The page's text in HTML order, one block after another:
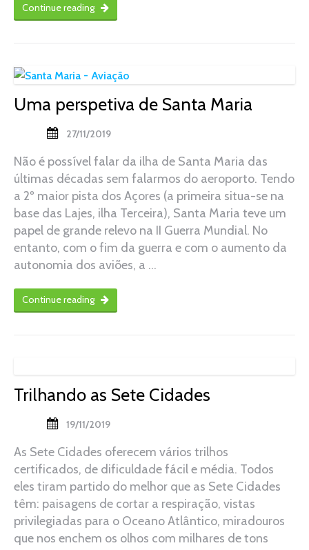
Continue reading
Uma perspetiva de Santa Maria
27/11/2019
Não é possível falar da ilha de Santa Maria das
últimas décadas sem falarmos do aeroporto. Tendo
a 2º maior pista dos Açores (a primeira situa-se na
base das Lajes, ilha Terceira), Santa Maria teve um
papel de grande relevo na II Guerra Mundial. No
entanto, com o fim da guerra e com o aumento da
autonomia dos aviões, a …
Continue reading
Trilhando as Sete Cidades
19/11/2019
As Sete Cidades oferecem vários trilhos
certificados, de dificuldade fácil e média. Todos
eles tiram partido do melhor que as Sete Cidades
têm: paisagens de cortar a respiração, vistas
privilegiadas para o Oceano Atlântico, miradouros
que nos enchem os olhos com milhares de tons